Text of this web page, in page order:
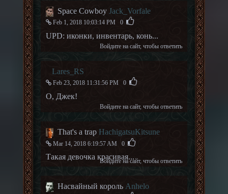
Space Cowboy Jack_Vorfale
Feb 1, 2018 10:03:14 PM 0
UPD: иконки, инвентарь, конь...
Войдите на сайт, чтобы ответить
Lares_RS
Feb 23, 2018 11:31:56 PM 0
О, Джек!
Войдите на сайт, чтобы ответить
That's a trap HachigatsuKitsune
Mar 14, 2018 6:19:57 AM 0
Такая девочка красивая...
Войдите на сайт, чтобы ответить
Насвайный король Anhelo